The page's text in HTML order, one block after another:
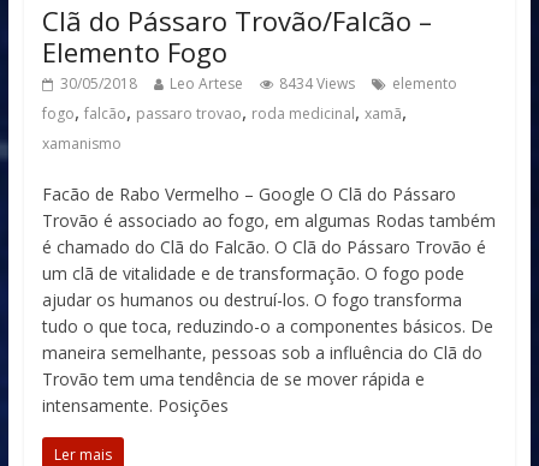
Clã do Pássaro Trovão/Falcão –
Elemento Fogo
30/05/2018 Leo Artese 8434 Views
elemento
fogo, falcão, passaro trovao, roda medicinal, xamã,
xamanismo
Facão de Rabo Vermelho – Google O Clã do Pássaro
Trovão é associado ao fogo, em algumas Rodas também
é chamado do Clã do Falcão. O Clã do Pássaro Trovão é
um clã de vitalidade e de transformação. O fogo pode
ajudar os humanos ou destruí-los. O fogo transforma
tudo o que toca, reduzindo-o a componentes básicos. De
maneira semelhante, pessoas sob a influência do Clã do
Trovão tem uma tendência de se mover rápida e
intensamente. Posições
Ler mais